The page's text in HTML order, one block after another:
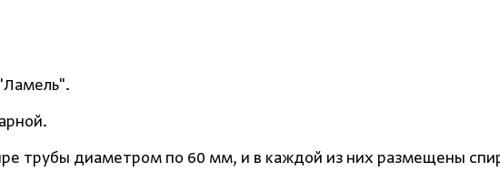
трубы диаметром по 60 мм, и в каждой из них размещены